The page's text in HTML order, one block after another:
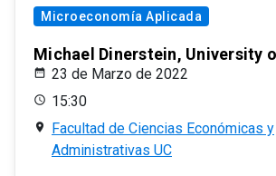
Microeconomía Aplicada
Michael Dinerstein, University
23 de Marzo de 2022
15:30
Facultad de Ciencias Económicas y
Administrativas UC